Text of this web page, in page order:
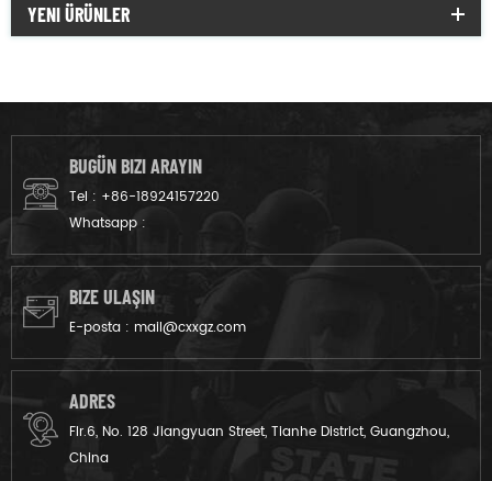
YENI ÜRÜNLER
BUGÜN BIZI ARAYIN
Tel : +86-18924157220
Whatsapp :
BIZE ULAŞIN
E-posta : mail@cxxgz.com
ADRES
Flr.6, No. 128 Jiangyuan Street, Tianhe District, Guangzhou,
China